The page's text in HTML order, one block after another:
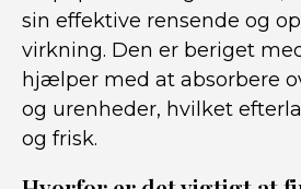
sin effektive rensende og
virkning. Den er beriget
hjælper med at absorbere
og urenheder, hvilket
og frisk.